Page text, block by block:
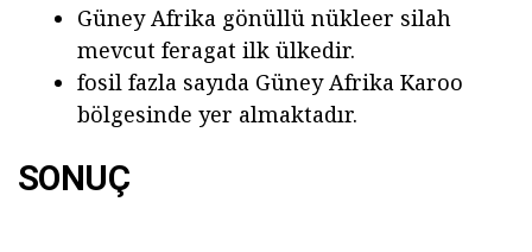
Güney Afrika gönüllü nükleer silah
mevcut feragat ilk ülkedir.
fosil fazla sayıda Güney Afrika Karoo
bölgesinde yer almaktadır.
SONUÇ